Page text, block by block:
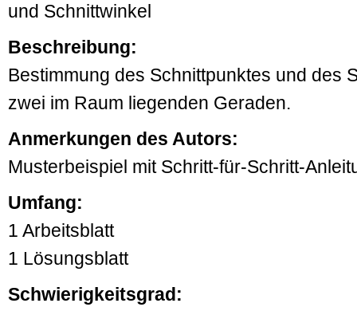
und Schnittwinkel
Beschreibung:
Bestimmung des Schnittpunktes und des
zwei im Raum liegenden Geraden.
Anmerkungen des Autors:
Musterbeispiel mit Schritt-für-Schritt-
Umfang:
1 Arbeitsblatt
1 Lösungsblatt
Schwierigkeitsgrad: